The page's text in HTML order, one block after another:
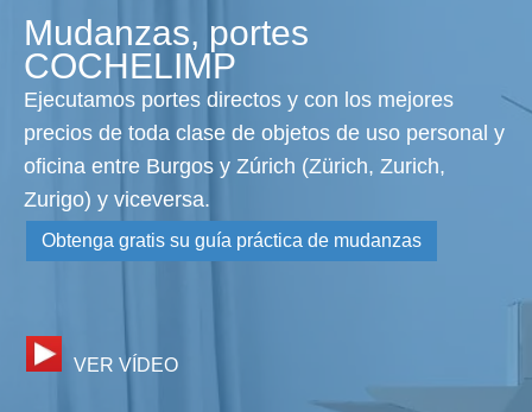
Mudanzas, portes
COCHELIMP
Ejecutamos portes directos y con los mejores
precios de toda clase de objetos de uso personal y
oficina entre Burgos y Zúrich (Zürich, Zurich,
Zurigo) y viceversa.
Obtenga gratis su guía práctica de mudanzas
VER VÍDEO